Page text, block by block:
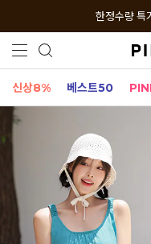
한정수량 특
신상8% 베스트50